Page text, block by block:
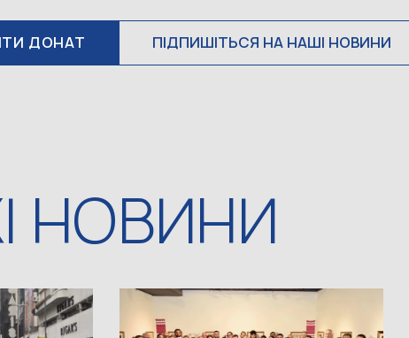
ДОНАТ ПІДПИШІТЬСЯ НА НАШІ НОВИНИ
НОВИНИ